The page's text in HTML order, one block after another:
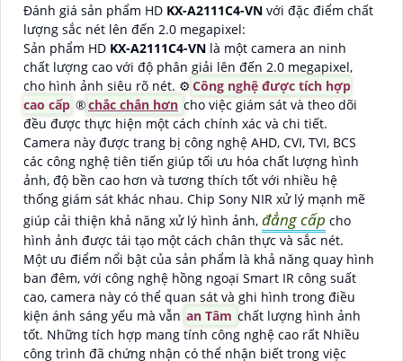
Đánh giá sản phẩm HD KX-A2111C4-VN với đặc điểm chất
lượng sắc nét lên đến 2.0 megapixel:
Sản phẩm HD KX-A2111C4-VN là một camera an ninh
chất lượng cao với độ phân giải lên đến 2.0 megapixel,
cho hình ảnh siêu rõ nét. ⚙ Công nghệ được tích hợp
cao cấp ®️chắc chắn hơn cho việc giám sát và theo dõi
đều được thực hiện một cách chính xác và chi tiết.
Camera này được trang bị công nghệ AHD, CVI, TVI, BCS
các công nghệ tiên tiến giúp tối ưu hóa chất lượng hình
ảnh, độ bền cao hơn và tương thích tốt với nhiều hệ
thống giám sát khác nhau. Chip Sony NIR xử lý mạnh mẽ
giúp cải thiện khả năng xử lý hình ảnh, đẳng cấp cho
hình ảnh được tái tạo một cách chân thực và sắc nét.
Một ưu điểm nổi bật của sản phẩm là khả năng quay hình
ban đêm, với công nghệ hồng ngoại Smart IR công suất
cao, camera này có thể quan sát và ghi hình trong điều
kiện ánh sáng yếu mà vẫn an Tâm chất lượng hình ảnh
tốt. Những tích hợp mang tính công nghệ cao rất Nhiều
công trình đã chứng nhận có thể nhận biết trong việc